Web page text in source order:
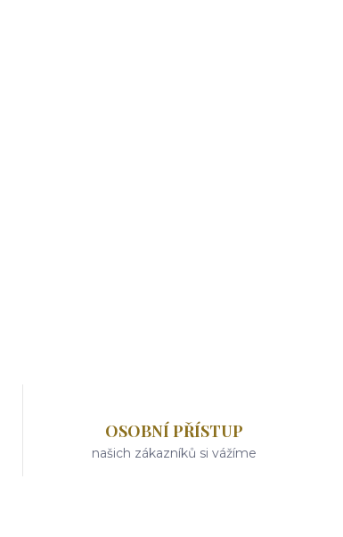
OSOBNÍ PŘÍSTUP
našich zákazníků si vážíme